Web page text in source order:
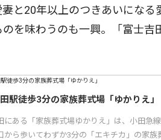
と20年以上のつきあいにな
を味わうのも一興。「富士吉
駅徒歩3分の家族葬式場「ゆかりえ」
にある「家族葬式場ゆかりえ」は、小田急
から歩いてわずか3分の「エキチカ」の家族